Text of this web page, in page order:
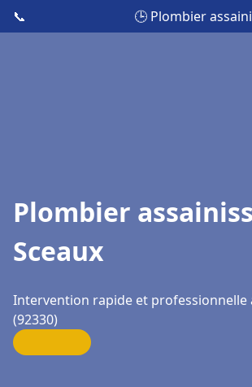
📞 🕒 Plombier
Plombier
Sceaux
Intervention rapide et professionnelle
(92330)